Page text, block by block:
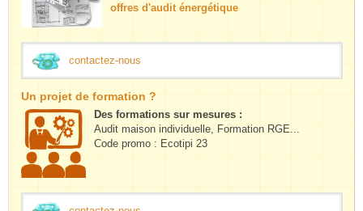
offres d'audit énergétique
contactez-nous
Un projet de formation ?
Des formations sur mesures :
Audit maison individuelle, Formation RGE...
Code promo : Ecotipi 23